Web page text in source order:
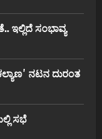
ಇಲ್ಲಿದೆ ಸಂಭಾವ್ಯ
ನಟನ ದುರಂತ
ಸಭೆ